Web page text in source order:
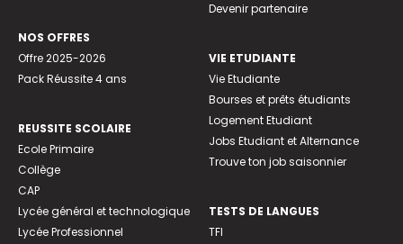
NOS OFFRES
Offre 2025-2026
Pack Réussite 4 ans
REUSSITE SCOLAIRE
Ecole Primaire
Collège
CAP
Lycée général et technologique
Lycée Professionnel
Devenir partenaire
VIE ETUDIANTE
Vie Etudiante
Bourses et prêts étudiants
Logement Etudiant
Jobs Etudiant et Alternance
Trouve ton job saisonnier
TESTS DE LANGUES
TFI